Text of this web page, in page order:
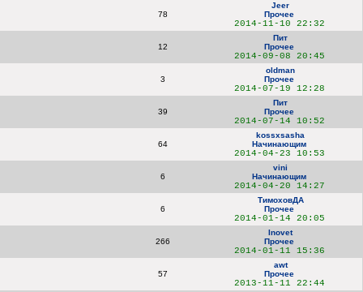
78
Jeer
Прочее
2014-11-10 22:32
12
Пит
Прочее
2014-09-08 20:45
3
oldman
Прочее
2014-07-19 12:28
39
Пит
Прочее
2014-07-14 10:52
64
kossxsasha
Начинающим
2014-04-23 10:53
6
vini
Начинающим
2014-04-20 14:27
6
ТимоховДА
Прочее
2014-01-14 20:05
266
Inovet
Прочее
2014-01-11 15:36
57
awt
Прочее
2013-11-11 22:44